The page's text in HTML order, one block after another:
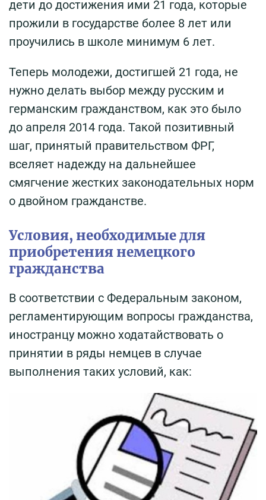
дети до достижения ими 21 года, которые
прожили в государстве более 8 лет или
проучились в школе минимум 6 лет.
Теперь молодежи, достигшей 21 года, не
нужно делать выбор между русским и
германским гражданством, как это было
до апреля 2014 года. Такой позитивный
шаг, принятый правительством ФРГ,
вселяет надежду на дальнейшее
смягчение жестких законодательных норм
о двойном гражданстве.
Условия, необходимые для
приобретения немецкого
гражданства
В соответствии с Федеральным законом,
регламентирующим вопросы гражданства,
иностранцу можно ходатайствовать о
принятии в ряды немцев в случае
выполнения таких условий, как: